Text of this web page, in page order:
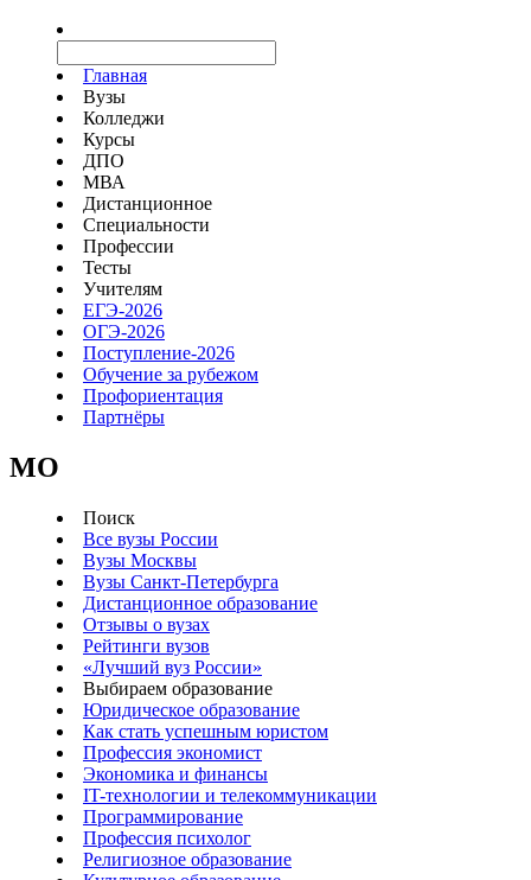
Главная
Вузы
Колледжи
Курсы
ДПО
МВА
Дистанционное
Специальности
Профессии
Тесты
Учителям
ЕГЭ-2026
ОГЭ-2026
Поступление-2026
Обучение за рубежом
Профориентация
Партнёры
MO
Поиск
Все вузы России
Вузы Москвы
Вузы Санкт-Петербурга
Дистанционное образование
Отзывы о вузах
Рейтинги вузов
«Лучший вуз России»
Выбираем образование
Юридическое образование
Как стать успешным юристом
Профессия экономист
Экономика и финансы
IT-технологии и телекоммуникации
Программирование
Профессия психолог
Религиозное образование